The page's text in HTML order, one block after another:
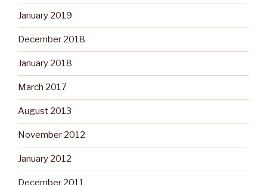
January 2019
December 2018
January 2018
March 2017
August 2013
November 2012
January 2012
December 2011